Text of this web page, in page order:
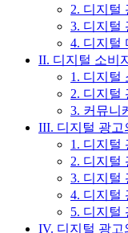
2. 디지털
3. 디지털
4. 디지털
II. 디지털 소비
1. 디지털
2. 디지털
3. 커뮤니
III. 디지털 광고
1. 디지털
2. 디지털
3. 디지털
4. 디지털
5. 디지털
IV. 디지털 광고